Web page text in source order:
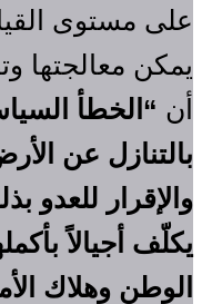
على مستوى
يمكن معالجتها
أن “الخطأ
بالتنازل عن
والإقرار للعدو
يكلّف أجيالاً
الوطن وهلاك